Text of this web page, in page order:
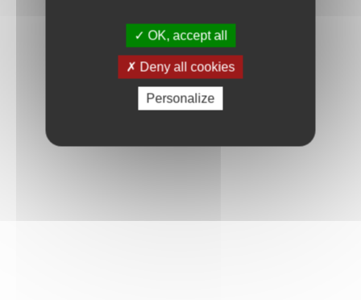
OK, accept all
Deny all cookies
Personalize